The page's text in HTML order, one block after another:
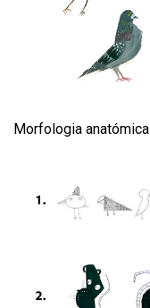
Morfologia anatómica